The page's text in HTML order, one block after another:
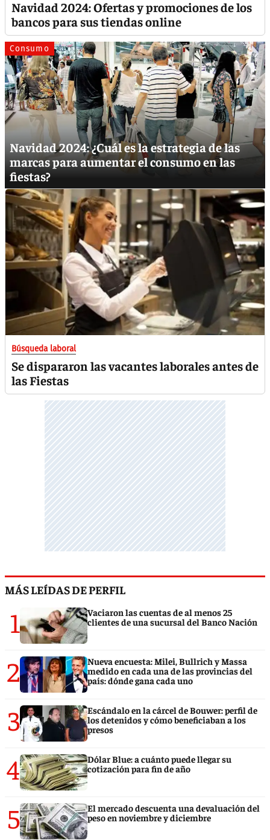
Navidad 2024: Ofertas y promociones de los
bancos para sus tiendas online
Consumo
Navidad 2024: ¿Cuál es la estrategia de las
marcas para aumentar el consumo en las
fiestas?
Búsqueda laboral
Se dispararon las vacantes laborales antes de
las Fiestas
MÁS LEÍDAS DE PERFIL
1
Vaciaron las cuentas de al menos 25
clientes de una sucursal del Banco Nación
2
Nueva encuesta: Milei, Bullrich y Massa
medido en cada una de las provincias del
país: dónde gana cada uno
3
Escándalo en la cárcel de Bouwer: perfil de
los detenidos y cómo beneficiaban a los
presos
4
Dólar Blue: a cuánto puede llegar su
cotización para fin de año
5
El mercado descuenta una devaluación del
peso en noviembre y diciembre